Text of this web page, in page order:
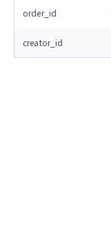
order_id
creator_id